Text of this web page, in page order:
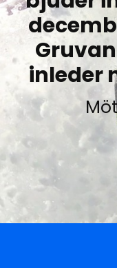
inleder